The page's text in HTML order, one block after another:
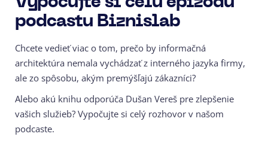
podcastu Biznislab
Chcete vedieť viac o tom, prečo by informačná
architektúra nemala vychádzať z interného jazyka firmy,
ale zo spôsobu, akým premýšľajú zákazníci?
Alebo akú knihu odporúča Dušan Vereš pre zlepšenie
vašich služieb? Vypočujte si celý rozhovor v našom
podcaste.